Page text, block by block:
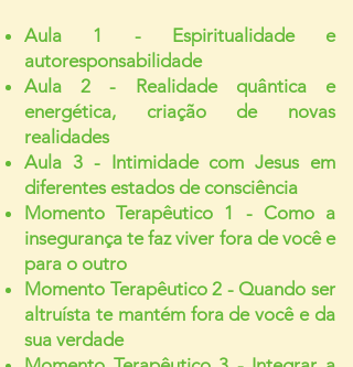
Aula 1 - Espiritualidadee
autoresponsabilidade
Aula 2 - Realidade quântica e
energética, criação de novas
realidades
Aula 3 - Intimidade com Jesus em
diferentes estados de consciência
Momento Terapêutico 1 - Como a
insegurança te faz viver fora de você e
para o outro
Momento Terapêutico 2 - Quando ser
altruísta te mantém fora de você e da
sua verdade